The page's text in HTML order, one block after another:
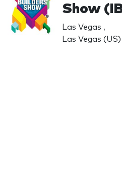
Show
Las Vegas ,
Las Vegas (US)